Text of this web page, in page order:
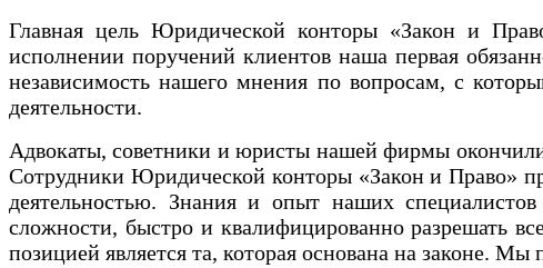
Главная цель Юридической конторы «Закон и
исполнении поручений клиентов наша первая
независимость нашего мнения по вопросам, с
деятельности.
Адвокаты, советники и юристы нашей фирмы окончили
Сотрудники Юридической конторы «Закон и Право»
деятельностью. Знания и опыт наших
сложности, быстро и квалифицированно разрешать
позицией является та, которая основана на законе.